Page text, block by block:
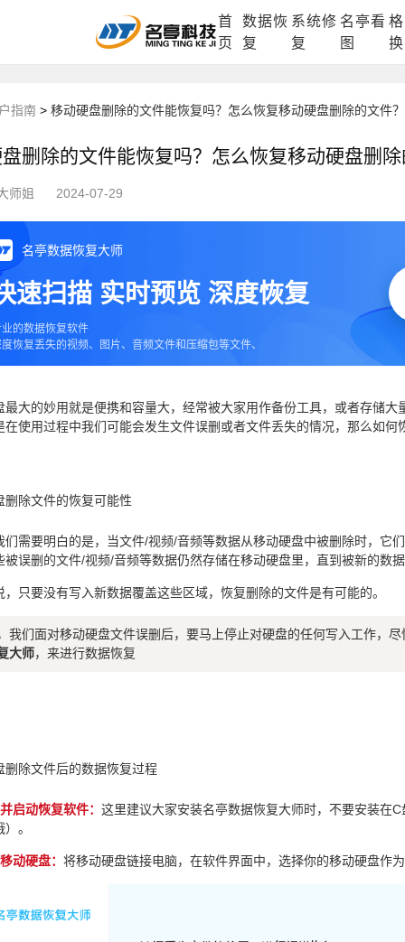
首
页
数据恢
复
系统修
复
名亭看
图
换
DLL修复中心 电脑数据恢复 格式化数据
指南 > 移动硬盘删除的文件能恢复吗？怎么恢复移动硬盘删除的文件？
删除的文件能恢复吗？怎么恢复移动硬盘删
师姐 2024-07-29
名亭数据恢复大师
速扫描 实时预览 深度恢复
的数据恢复软件
恢复丢失的视频、图片、音频文件和压缩包等文件、
最大的妙用就是便携和容量大，经常被大家用作备份工具，或者存储大
在使用过程中我们可能会发生文件误删或者文件丢失的情况，那么如何
删除文件的恢复可能性
们需要明白的是，当文件/视频/音频等数据从移动硬盘中被删除时，它
被误删的文件/视频/音频等数据仍然存储在移动硬盘里，直到被新的数
，只要没有写入新数据覆盖这些区域，恢复删除的文件是有可能的。
我们面对移动硬盘文件误删后，要马上停止对硬盘的任何写入工作，
大师，来进行数据恢复
删除文件后的数据恢复过程
启动恢复软件： 这里建议大家安装名亭数据恢复大师时，不要安装在
。
动硬盘： 将移动硬盘链接电脑，在软件界面中，选择你的移动硬盘作